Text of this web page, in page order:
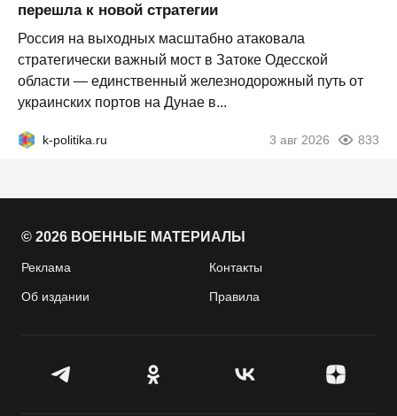
перешла к новой стратегии
Россия на выходных масштабно атаковала
стратегически важный мост в Затоке Одесской
области — единственный железнодорожный путь от
украинских портов на Дунае в...
k-politika.ru 3 авг 2026 833
© 2026 ВОЕННЫЕ МАТЕРИАЛЫ
Реклама Контакты
Об издании Правила